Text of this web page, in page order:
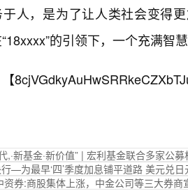
于人，是为了让人类社会变得
的引领下，一个充满智
,·新基金·新价值” | 宏利基金联合多家公
—为最早‘四’季度加息铺平道路 美元兑
资券:商股集体上涨，中金公司等三大券商